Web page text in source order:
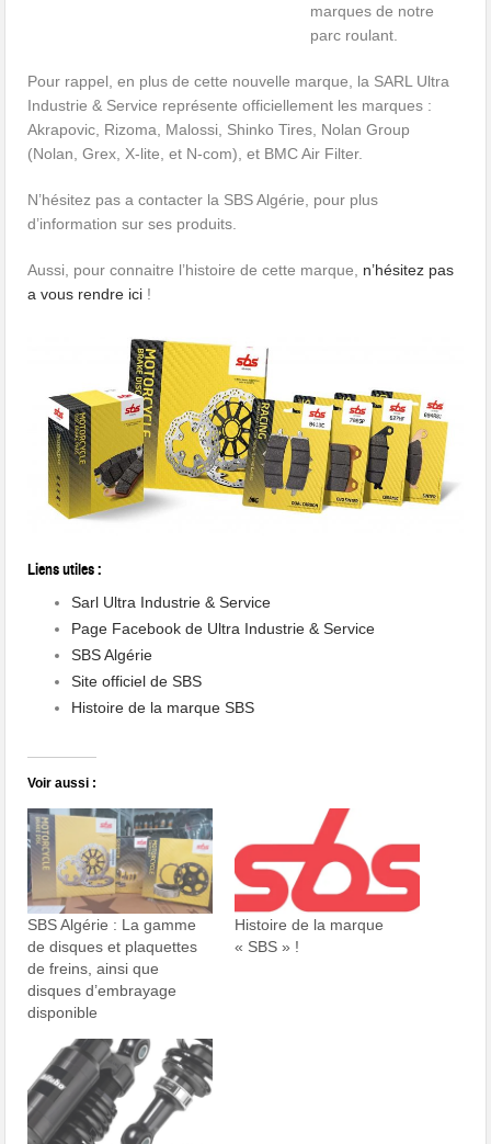
marques de notre
parc roulant.
Pour rappel, en plus de cette nouvelle marque, la SARL Ultra
Industrie & Service représente officiellement les marques :
Akrapovic, Rizoma, Malossi, Shinko Tires, Nolan Group
(Nolan, Grex, X-lite, et N-com), et BMC Air Filter.
N’hésitez pas a contacter la SBS Algérie, pour plus
d’information sur ses produits.
Aussi, pour connaitre l’histoire de cette marque, n’hésitez pas
a vous rendre ici !
Liens utiles :
Sarl Ultra Industrie & Service
Page Facebook de Ultra Industrie & Service
SBS Algérie
Site officiel de SBS
Histoire de la marque SBS
Voir aussi :
SBS Algérie : La gamme
de disques et plaquettes
de freins, ainsi que
disques d’embrayage
disponible
Histoire de la marque
« SBS » !